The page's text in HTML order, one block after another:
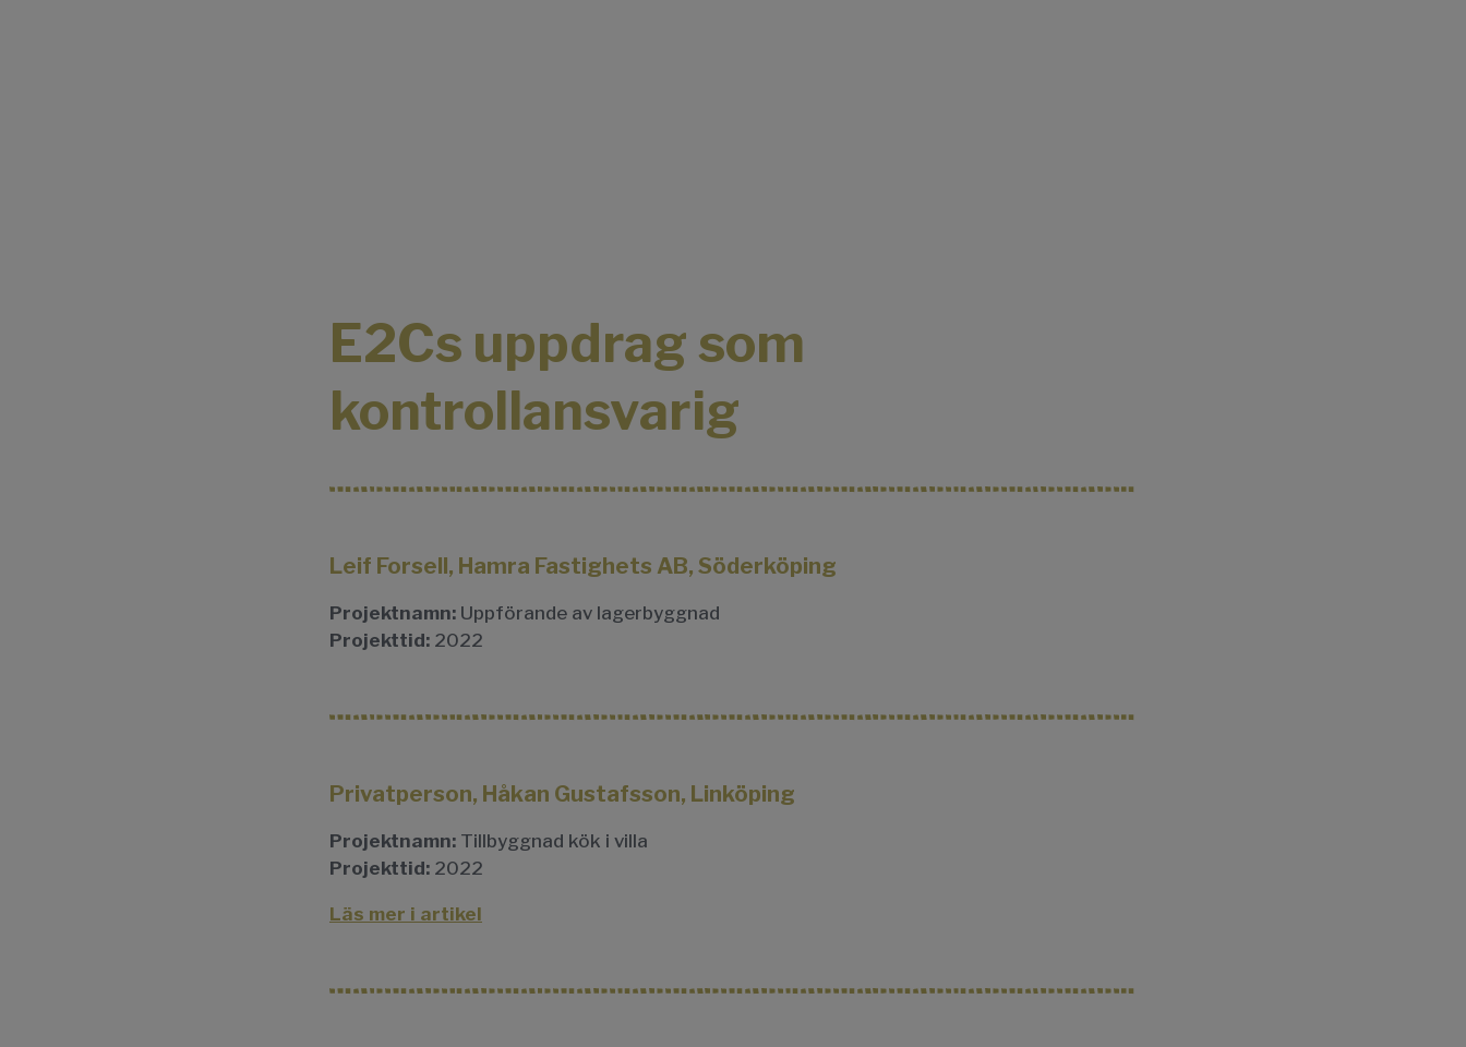
E2Cs uppdrag som
kontrollansvarig
Leif Forsell, Hamra Fastighets AB, Söderköping
Projektnamn: Uppförande av lagerbyggnad
Projekttid: 2022
Privatperson, Håkan Gustafsson, Linköping
Projektnamn: Tillbyggnad kök i villa
Projekttid: 2022
Läs mer i artikel